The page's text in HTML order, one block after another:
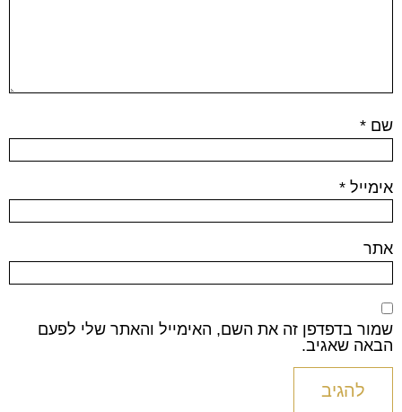
שם *
אימייל *
אתר
שמור בדפדפן זה את השם, האימייל והאתר שלי לפעם
הבאה שאגיב.